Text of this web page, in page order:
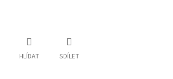
HLÍDAT SDÍLET